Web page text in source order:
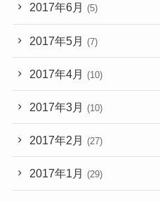
2017年6月 (5)
2017年5月 (7)
2017年4月 (10)
2017年3月 (10)
2017年2月 (27)
2017年1月 (29)